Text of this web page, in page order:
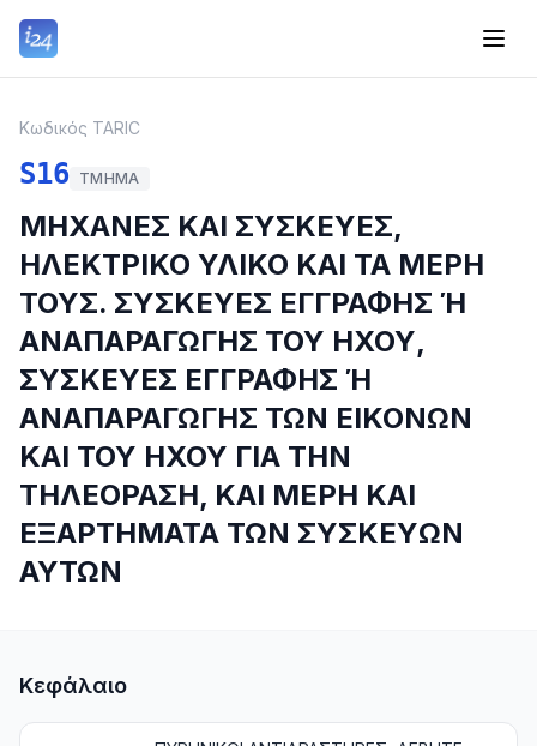
Κωδικός TARIC
S16 ΤΜΉΜΑ
ΜΗΧΑΝΕΣ ΚΑΙ ΣΥΣΚΕΥΕΣ,
ΗΛΕΚΤΡΙΚΟ ΥΛΙΚΟ ΚΑΙ ΤΑ ΜΕΡΗ
ΤΟΥΣ. ΣΥΣΚΕΥΕΣ ΕΓΓΡΑΦΗΣ Ή
ΑΝΑΠΑΡΑΓΩΓΗΣ ΤΟΥ ΗΧΟΥ,
ΣΥΣΚΕΥΕΣ ΕΓΓΡΑΦΗΣ Ή
ΑΝΑΠΑΡΑΓΩΓΗΣ ΤΩΝ ΕΙΚΟΝΩΝ
ΚΑΙ ΤΟΥ ΗΧΟΥ ΓΙΑ ΤΗΝ
ΤΗΛΕΟΡΑΣΗ, ΚΑΙ ΜΕΡΗ ΚΑΙ
ΕΞΑΡΤΗΜΑΤΑ ΤΩΝ ΣΥΣΚΕΥΩΝ
ΑΥΤΩΝ
Κεφάλαιο